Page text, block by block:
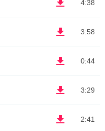
4:38
3:58
0:44
3:29
2:41